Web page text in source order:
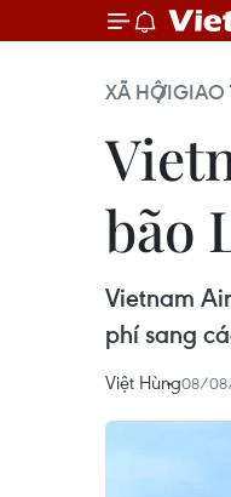
XÃ HỘIGIAO
bão
Vietnam
phí sang
Việt Hùng08/